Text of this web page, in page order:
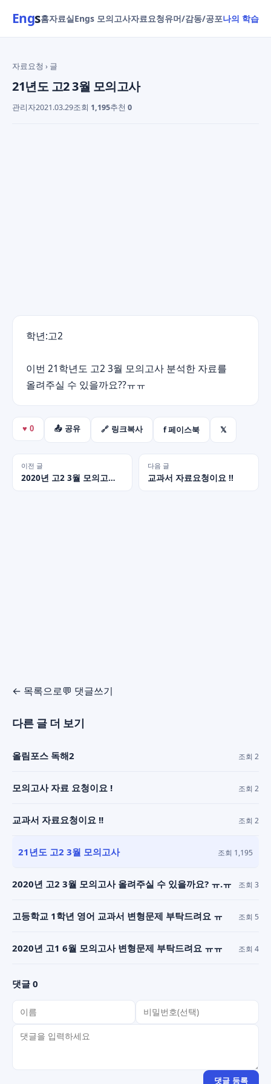
Engs홈자료실Engs 모의고사자료요청유머/감동/공포나의 학습
자료요청 › 글
21년도 고2 3월 모의고사
관리자2021.03.29조회 1,195추천 0
학년:고2
이번 21학년도 고2 3월 모의고사 분석한 자료를
올려주실 수 있을까요??ㅠㅠ
♥ 0 📤 공유 🔗 링크복사 f 페이스북 𝕏
이전 글
2020년 고2 3월 모의고사 올려주실 수 있을까요? ㅠ.ㅠ
다음 글
교과서 자료요청이요 !!
← 목록으로💬 댓글쓰기
다른 글 더 보기
올림포스 독해2 조회 2
모의고사 자료 요청이요 ! 조회 2
교과서 자료요청이요 !! 조회 2
21년도 고2 3월 모의고사 조회 1,195
2020년 고2 3월 모의고사 올려주실 수 있을까요? ㅠ.ㅠ 조회 3
고등학교 1학년 영어 교과서 변형문제 부탁드려요 ㅠ 조회 5
2020년 고1 6월 모의고사 변형문제 부탁드려요 ㅠㅠ 조회 4
댓글 0
이름
비밀번호(선택)
댓글 내용
댓글 등록